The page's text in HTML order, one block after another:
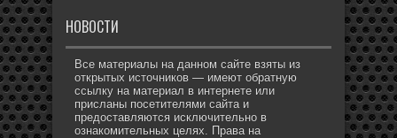
НОВОСТИ
Все материалы на данном сайте взяты из
открытых источников — имеют обратную
ссылку на материал в интернете или
присланы посетителями сайта и
предоставляются исключительно в
ознакомительных целях. Права на